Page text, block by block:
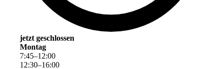
jetzt geschlossen
Montag
7:45–12:00
12:30–16:00